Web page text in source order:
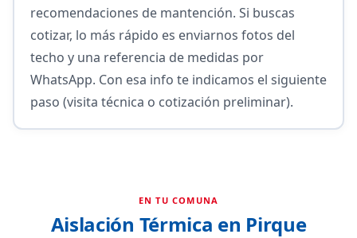
recomendaciones de mantención. Si buscas
cotizar, lo más rápido es enviarnos fotos del
techo y una referencia de medidas por
WhatsApp. Con esa info te indicamos el siguiente
paso (visita técnica o cotización preliminar).
EN TU COMUNA
Aislación Térmica en Pirque